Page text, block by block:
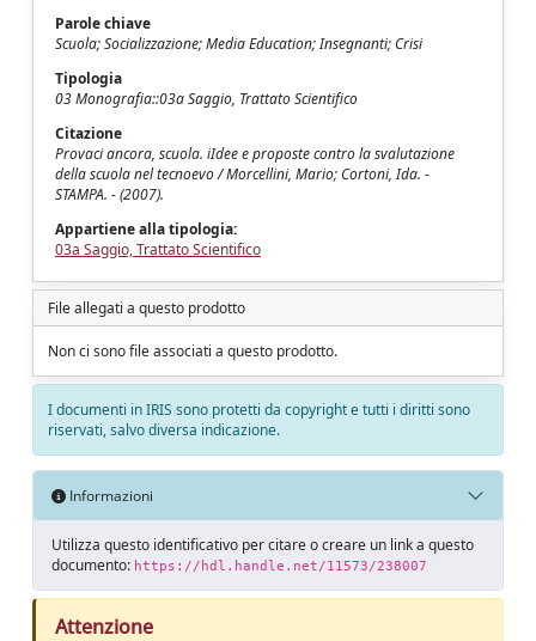
Parole chiave
Scuola; Socializzazione; Media Education; Insegnanti; Crisi
Tipologia
03 Monografia::03a Saggio, Trattato Scientifico
Citazione
Provaci ancora, scuola. iIdee e proposte contro la svalutazione
della scuola nel tecnoevo / Morcellini, Mario; Cortoni, Ida. -
STAMPA. - (2007).
Appartiene alla tipologia:
03a Saggio, Trattato Scientifico
File allegati a questo prodotto
Non ci sono file associati a questo prodotto.
I documenti in IRIS sono protetti da copyright e tutti i diritti sono
riservati, salvo diversa indicazione.
Informazioni
Utilizza questo identificativo per citare o creare un link a questo
documento: https://hdl.handle.net/11573/238007
Attenzione